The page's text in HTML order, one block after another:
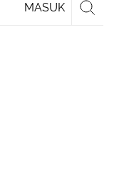
MASUK